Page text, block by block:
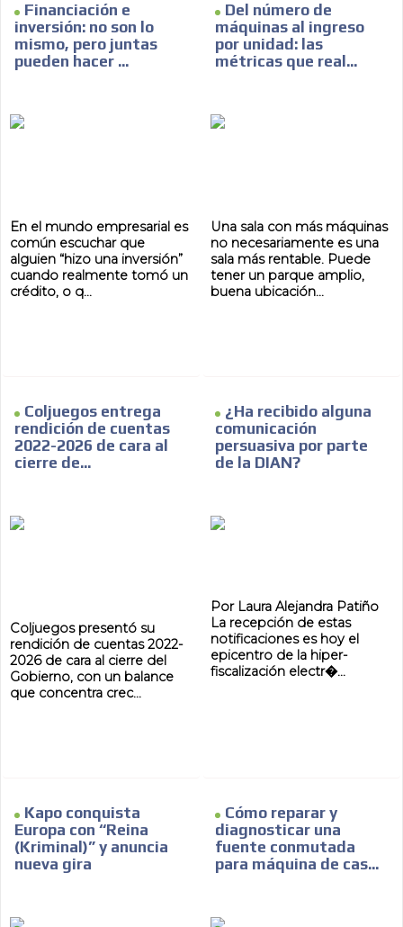
Financiación e
inversión: no son lo
mismo, pero juntas
pueden hacer ...
En el mundo empresarial es
común escuchar que
alguien “hizo una inversión”
cuando realmente tomó un
crédito, o q...
Del número de
máquinas al ingreso
por unidad: las
métricas que real...
Una sala con más máquinas
no necesariamente es una
sala más rentable. Puede
tener un parque amplio,
buena ubicación...
Coljuegos entrega
rendición de cuentas
2022-2026 de cara al
cierre de...
Coljuegos presentó su
rendición de cuentas 2022-
2026 de cara al cierre del
Gobierno, con un balance
que concentra crec...
¿Ha recibido alguna
comunicación
persuasiva por parte
de la DIAN?
Por Laura Alejandra Patiño
La recepción de estas
notificaciones es hoy el
epicentro de la hiper-
fiscalización electr�...
Kapo conquista
Europa con “Reina
(Kriminal)” y anuncia
nueva gira
Cómo reparar y
diagnosticar una
fuente conmutada
para máquina de cas...